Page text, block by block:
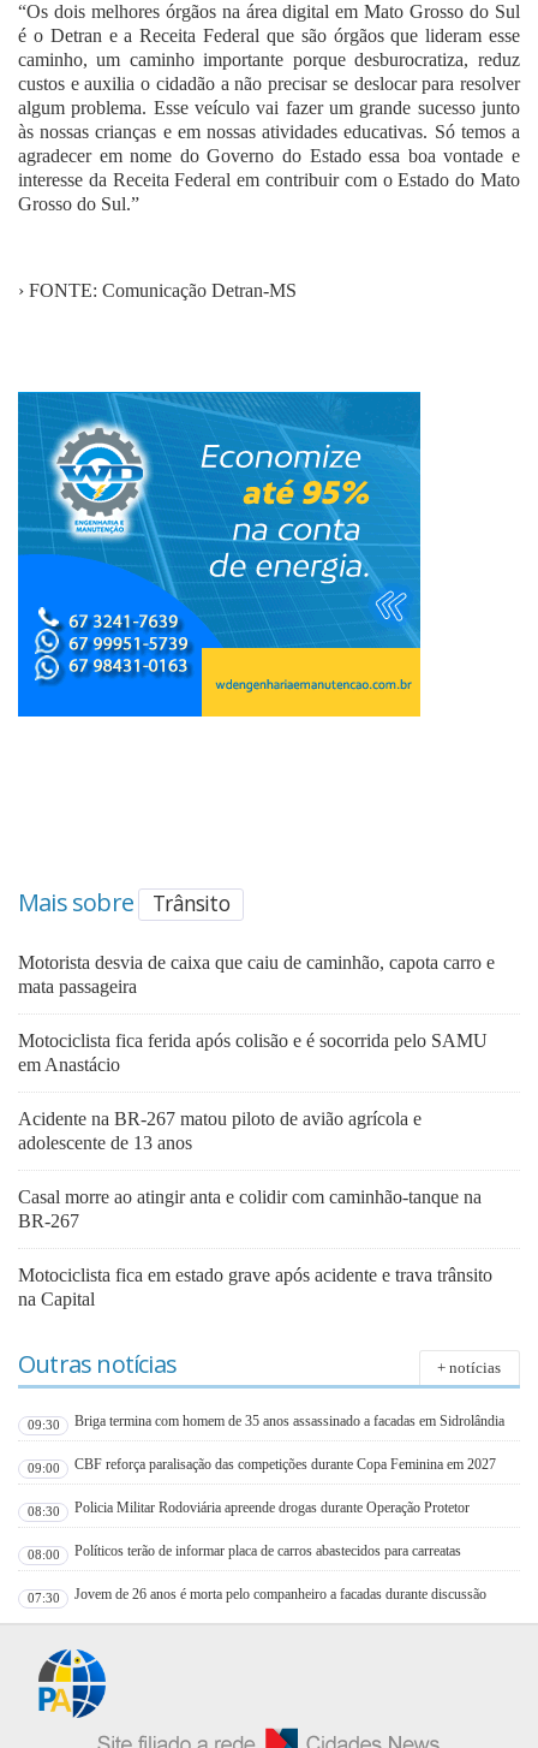
“Os dois melhores órgãos na área digital em Mato Grosso do Sul
é o Detran e a Receita Federal que são órgãos que lideram esse
caminho, um caminho importante porque desburocratiza, reduz
custos e auxilia o cidadão a não precisar se deslocar para resolver
algum problema. Esse veículo vai fazer um grande sucesso junto
às nossas crianças e em nossas atividades educativas. Só temos a
agradecer em nome do Governo do Estado essa boa vontade e
interesse da Receita Federal em contribuir com o Estado do Mato
Grosso do Sul.”
› FONTE: Comunicação Detran-MS
Mais sobre Trânsito
Motorista desvia de caixa que caiu de caminhão, capota carro e
mata passageira
Motociclista fica ferida após colisão e é socorrida pelo SAMU
em Anastácio
Acidente na BR-267 matou piloto de avião agrícola e
adolescente de 13 anos
Casal morre ao atingir anta e colidir com caminhão-tanque na
BR-267
Motociclista fica em estado grave após acidente e trava trânsito
na Capital
Outras notícias + notícias
09:30 Briga termina com homem de 35 anos assassinado a facadas em Sidrolândia
09:00 CBF reforça paralisação das competições durante Copa Feminina em 2027
08:30 Policia Militar Rodoviária apreende drogas durante Operação Protetor
08:00 Políticos terão de informar placa de carros abastecidos para carreatas
07:30 Jovem de 26 anos é morta pelo companheiro a facadas durante discussão